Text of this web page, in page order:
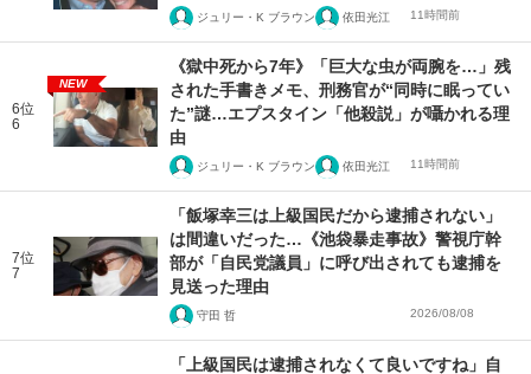
ジュリー・K ブラウン 依田光江 11時間前
6位
6
NEW
《獄中死から7年》「巨大な虫が両腕を…」残
された手書きメモ、刑務官が“同時に眠ってい
た”謎…エプスタイン「他殺説」が囁かれる理
由
ジュリー・K ブラウン 依田光江 11時間前
7位
7
「飯塚幸三は上級国民だから逮捕されない」
は間違いだった…《池袋暴走事故》警視庁幹
部が「自民党議員」に呼び出されても逮捕を
見送った理由
守田 哲 2026/08/08
「上級国民は逮捕されなくて良いですね」自